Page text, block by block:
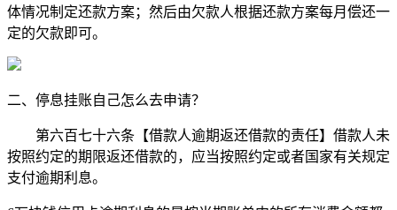
体情况制定还款方案；然后由欠款人根据还款方案每月偿还一
定的欠款即可。
二、停息挂账自己怎么去申请？
第六百七十六条【借款人逾期返还借款的责任】借款人未
按照约定的期限返还借款的，应当按照约定或者国家有关规定
支付逾期利息。